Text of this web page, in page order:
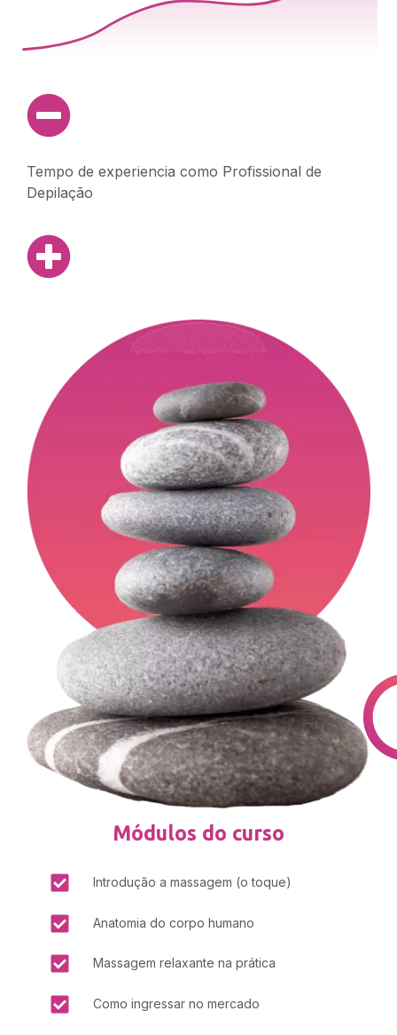
Tempo de experiencia como Profissional de
Depilação
Módulos do curso
Introdução a massagem (o toque)
Anatomia do corpo humano
Massagem relaxante na prática
Como ingressar no mercado